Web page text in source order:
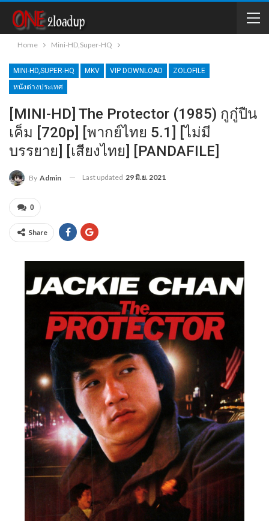
Home Mini-HD,Super-HQ
MINI-HD,SUPER-HQ MKV VIP DOWNLOAD
ZOLOFILE
หนังต่างประเทศ
[MINI-HD] The Protector (1985) กูกู๋ปืน
เค็ม [720p] [พากย์ไทย 5.1] [ไม่มี
บรรยาย] [เสียงไทย] [PANDAFILE]
By Admin Last updated 29 มิ.ย. 2021
0
Share